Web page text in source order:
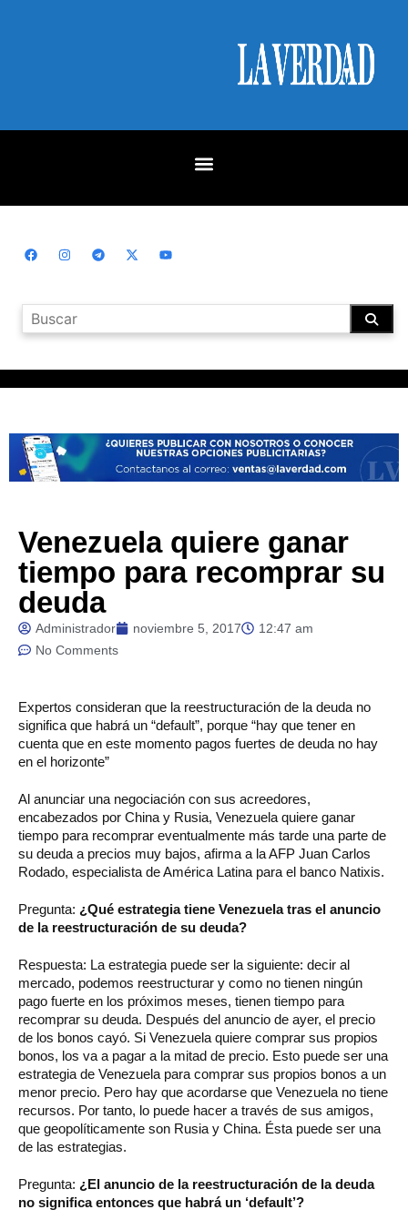
Venezuela quiere ganar
tiempo para recomprar su
deuda
Administrador noviembre 5, 2017
12:47 am
No Comments
Expertos consideran que la reestructuración de la deuda no
significa que habrá un “default”, porque “hay que tener en
cuenta que en este momento pagos fuertes de deuda no hay
en el horizonte”
Al anunciar una negociación con sus acreedores,
encabezados por China y Rusia, Venezuela quiere ganar
tiempo para recomprar eventualmente más tarde una parte de
su deuda a precios muy bajos, afirma a la AFP Juan Carlos
Rodado, especialista de América Latina para el banco Natixis.
Pregunta: ¿Qué estrategia tiene Venezuela tras el anuncio
de la reestructuración de su deuda?
Respuesta: La estrategia puede ser la siguiente: decir al
mercado, podemos reestructurar y como no tienen ningún
pago fuerte en los próximos meses, tienen tiempo para
recomprar su deuda. Después del anuncio de ayer, el precio
de los bonos cayó. Si Venezuela quiere comprar sus propios
bonos, los va a pagar a la mitad de precio. Esto puede ser una
estrategia de Venezuela para comprar sus propios bonos a un
menor precio. Pero hay que acordarse que Venezuela no tiene
recursos. Por tanto, lo puede hacer a través de sus amigos,
que geopolíticamente son Rusia y China. Ésta puede ser una
de las estrategias.
Pregunta: ¿El anuncio de la reestructuración de la deuda
no significa entonces que habrá un ‘default’?